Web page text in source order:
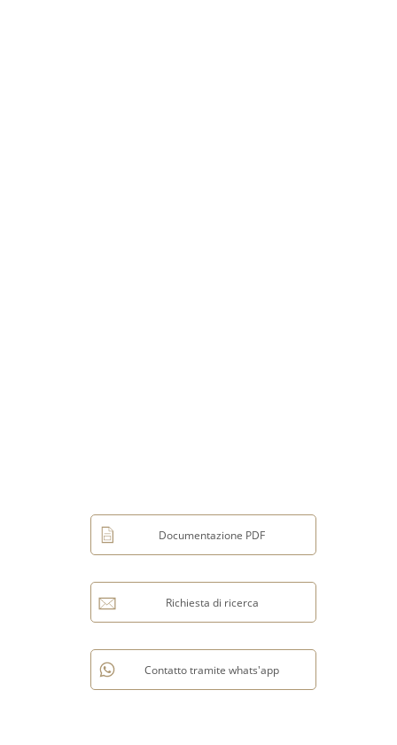
Documentazione PDF
Richiesta di ricerca
Contatto tramite whats'app